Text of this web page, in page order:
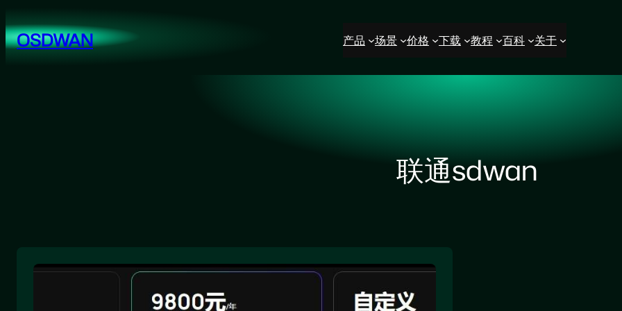
至
内OSDWAN 产品 场景 价格 下载 教程 百科 关于
联通sdwan